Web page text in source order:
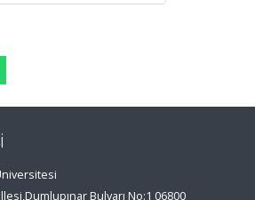
Bulvarı No:1 06800